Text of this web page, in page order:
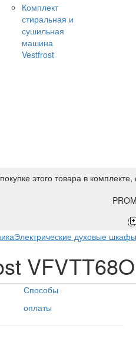
Комплект
стиральная и
сушильная
машина
Vestfrost
этого товара в
Электрические духовые
Способы
оплаты